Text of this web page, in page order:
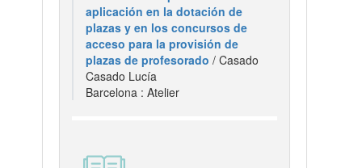
aplicación en la dotación de
plazas y en los concursos de
acceso para la provisión de
plazas de profesorado / Casado
Casado Lucía
Barcelona : Atelier